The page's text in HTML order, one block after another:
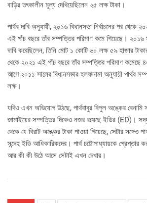
বাড়ির তৎকালীন মূল্য দেখিয়েছিলেন ২৫ লক্ষ টাকা।
পার্থর দাবি অনুযায়ী, ২০১৬ বিধানসভা নির্বাচনের পর থেকে
এই পাঁচ বছরে তাঁর সম্পত্তির পরিমাণ কমে গিয়েছে। ২০১৬
দাবি করেছিলেন, তিনি মোট ১ কোটি ৬০ লক্ষ ৫৯ হাজার
থেকে ২০২১ এই পাঁচ বছরে তাঁর সম্পত্তির পরিমাণ কমেছে
আগে ২০১১ সালের বিধানসভার হলফনামা অনুযায়ী পার্থর
লক্ষ।
যদিও এখন অভিযোগ উঠছে, পার্থবাবুর বিপুল অঙ্কের
জামাইয়ের সম্পত্তির দিকেও নজর রয়েছে ইডির (ED)। সদ্যই
থেকে যে বিরাট অঙ্কের টাকা পাওয়া গিয়েছে, সেটার সঙ্গেও
সন্দেহ ইডি আধিকারিকদের। পার্থ চট্টোপাধ্যায়কে গ্রেপ্তার
আর কী কী উঠে আসে সেটাই এখন দেখার।